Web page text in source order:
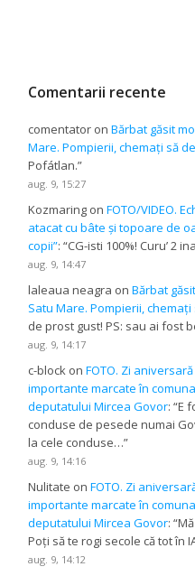
Comentarii recente
comentator onBărbat găsit
Mare. Pompierii, chemați să
Pofátlan.”
aug. 9, 15:27
Kozmaring onFOTO/VIDEO.
atacat cu bâte și topoare de
copii”: “CG-isti 100%! Curu’ 2
aug. 9, 14:47
laleaua neagra onBărbat
Satu Mare. Pompierii,
de prost gust! PS: sau ai fost
aug. 9, 14:17
c-block onFOTO. Zi
importante marcate în
deputatului Mircea Govor: “E
conduse de pesede numai
la cele conduse…”
aug. 9, 14:16
Nulitate onFOTO. Zi
importante marcate în
deputatului Mircea Govor: “
Poți să te rogi secole că tot în
aug. 9, 14:12